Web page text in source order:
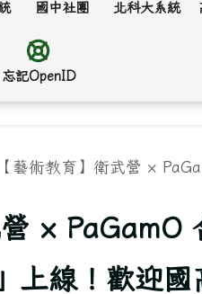
國中社團 北科大系統
忘記OpenID
【藝術教育】衛武營 ×
營 × PaGamO
上線！歡迎